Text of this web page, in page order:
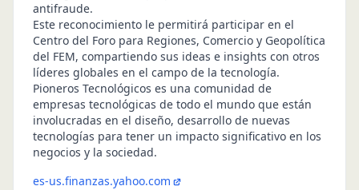
antifraude.
Este reconocimiento le permitirá participar en el
Centro del Foro para Regiones, Comercio y Geopolítica
del FEM, compartiendo sus ideas e insights con otros
líderes globales en el campo de la tecnología.
Pioneros Tecnológicos es una comunidad de
empresas tecnológicas de todo el mundo que están
involucradas en el diseño, desarrollo de nuevas
tecnologías para tener un impacto significativo en los
negocios y la sociedad.
es-us.finanzas.yahoo.com